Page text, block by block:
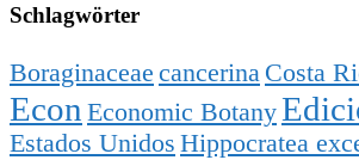
Schlagwörter
Boraginaceae cancerina Costa
Econ Economic Botany
Estados Unidos Hippocratea